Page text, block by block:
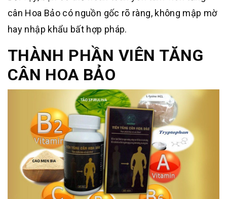
cân Hoa Bảo có nguồn gốc rõ ràng, không mập mờ
hay nhập khẩu bất hợp pháp.
THÀNH PHẦN VIÊN TĂNG
CÂN HOA BẢO